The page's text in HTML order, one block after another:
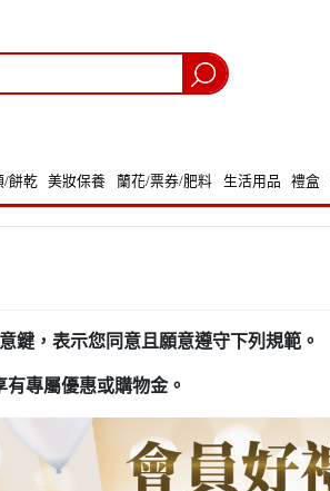
/餅乾 美妝保養 蘭花/票券/肥料 生活用品 禮盒
鍵，表示您同意且願意遵守下列規範。
專屬優惠或購物金。